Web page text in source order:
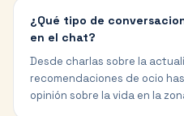
¿Qué tipo de
en el chat?
Desde charlas sobre la
recomendaciones de ocio
opinión sobre la vida en la